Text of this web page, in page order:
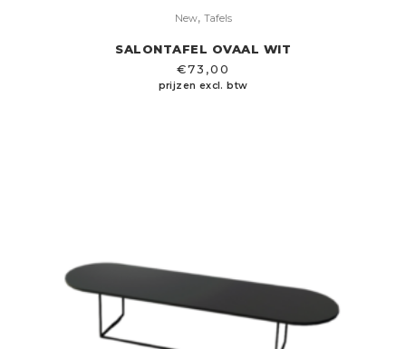
New, Tafels
SALONTAFEL OVAAL WIT
€73,00
prijzen excl. btw